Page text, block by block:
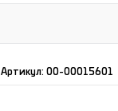
Артикул: 00-00015601